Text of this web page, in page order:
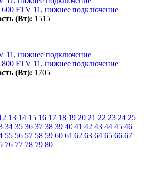
FTV 11, нижнее подключение
(Вт): 1515
FTV 11, нижнее подключение
(Вт): 1705
13 14 15 16 17 18 19 20 21 22 23 24 25
34 35 36 37 38 39 40 41 42 43 44 45 46
55 56 57 58 59 60 61 62 63 64 65 66 67
76 77 78 79 80